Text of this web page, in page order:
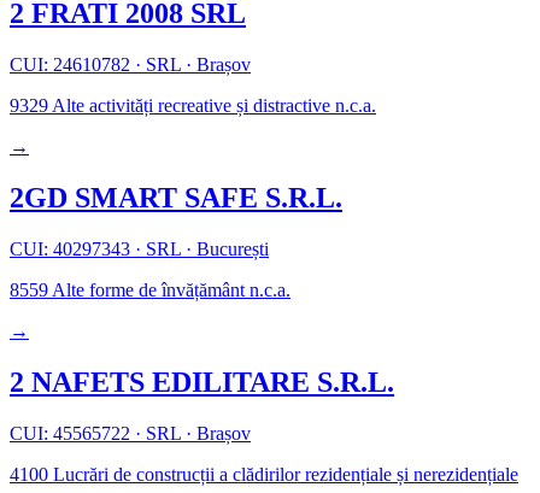
2 FRATI 2008 SRL
CUI: 24610782 · SRL · Brașov
9329 Alte activități recreative și distractive n.c.a.
→
2GD SMART SAFE S.R.L.
CUI: 40297343 · SRL · București
8559 Alte forme de învățământ n.c.a.
→
2 NAFETS EDILITARE S.R.L.
CUI: 45565722 · SRL · Brașov
4100 Lucrări de construcții a clădirilor rezidențiale și nerezidențiale